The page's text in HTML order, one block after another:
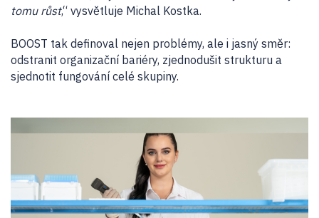
tomu růst,“ vysvětluje Michal Kostka.
BOOST tak definoval nejen problémy, ale i jasný směr:
odstranit organizační bariéry, zjednodušit strukturu a
sjednotit fungování celé skupiny.